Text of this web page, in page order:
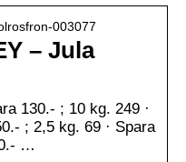
003077
– Jula
130.- ; 10 kg. 249 ·
; 2,5 kg. 69 · Spara
…